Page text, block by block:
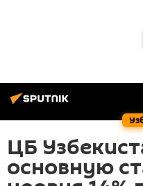
ЦБ
основную